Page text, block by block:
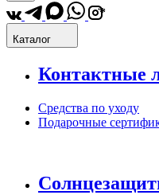
*
Каталог
Контактные
Средства по уходу
Подарочные